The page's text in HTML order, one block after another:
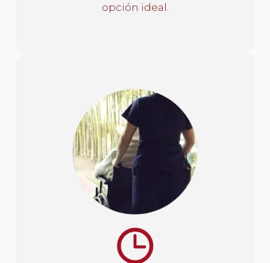
opción ideal.
ESTANCIA DE DÍA
Si necesitas que tu familiar
tenga los mejores cuidados por
un tiempo corto, tenemos la